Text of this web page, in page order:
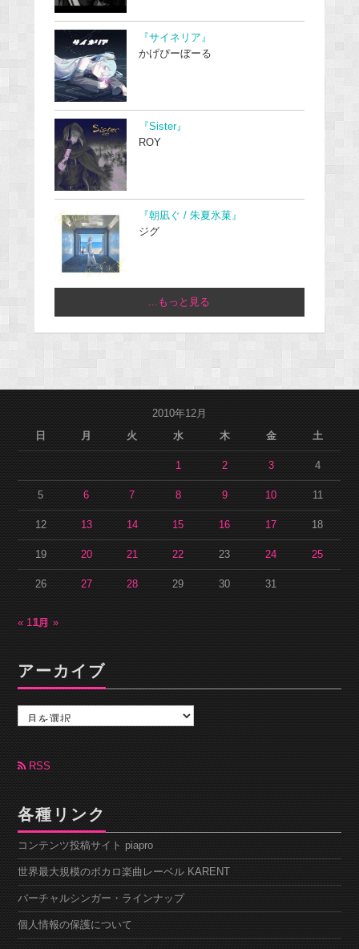
『サイネリア』
かげぴーぼーる
『Sister』
ROY
『朝凪ぐ / 朱夏氷菓』
ジグ
...もっと見る
2010年12月
日
月 火 水 木 金 土
1 2 3 4
5 6 7 8 9 10 11
12 13 14 15 16 17 18
19 20 21 22 23 24 25
26 27 28 29 30 31
« 11月1月 »
アーカイブ
カ
ブ RSS
各種リンク
コンテンツ投稿サイト piapro
世界最大規模のボカロ楽曲レーベル KARENT
バーチャルシンガー・ラインナップ
個人情報の保護について